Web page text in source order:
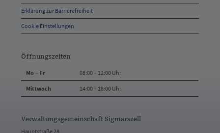
Erklärung zur Barrierefreiheit
Cookie Einstellungen
Öffnungszeiten
Mo – Fr 08:00 – 12:00 Uhr
Mittwoch 14:00 – 18:00 Uhr
Verwaltungsgemeinschaft Sigmarszell